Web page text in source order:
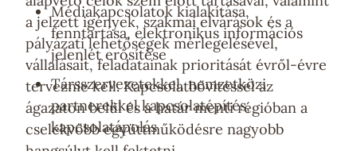
Médiakapcsolatok kialakítása,
fenntartása, elektronikus információs
jelenlét erősítése
Társszervezetekkel, nemzetközi
partnerekkel kapcsolatépítés,
kapcsolatápolás
a jelzett igények, szakmai elvárások és a
pályázati lehetőségek mérlegelésével,
vállalásait, feladatainak prioritását évről-évre
terveznie kell. Kapcsolatbővítéssel az
ágazaton belül és a határ menti régióban a
cselekvőbb együttműködésre nagyobb